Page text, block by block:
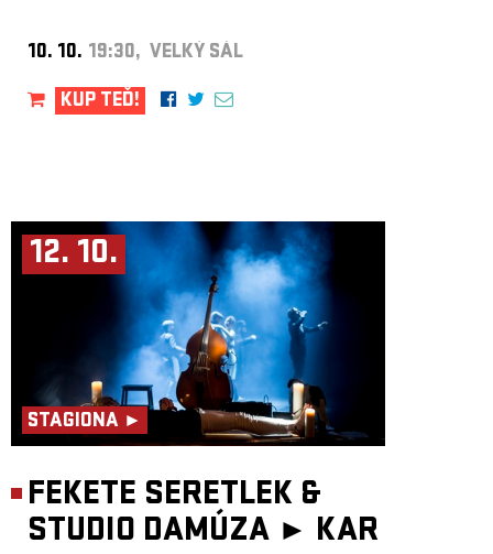
10. 10. 19:30, VELKÝ SÁL
KUP TEĎ!
12. 10.
STAGIONA ►
FEKETE SERETLEK &
STUDIO DAMÚZA ► KAR